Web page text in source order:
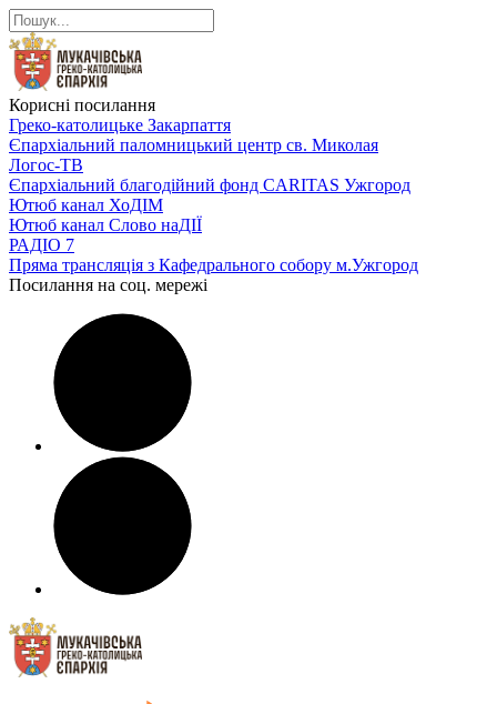
Корисні посилання
Греко-католицьке Закарпаття
Єпархіальний паломницький центр св. Миколая
Логос-ТВ
Єпархіальний благодійний фонд CARITAS Ужгород
Ютюб канал ХоДІМ
Ютюб канал Слово наДІЇ
РАДІО 7
Пряма трансляція з Кафедрального собору м.Ужгород
Посилання на соц. мережі